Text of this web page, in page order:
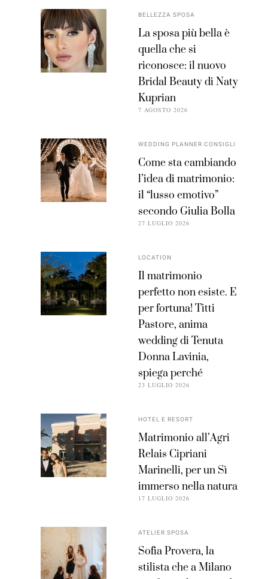
BELLEZZA SPOSA
La sposa più bella è
quella che si
riconosce: il nuovo
Bridal Beauty di Naty
Kuprian
7 AGOSTO 2026
WEDDING PLANNER CONSIGLI
Come sta cambiando
l’idea di matrimonio:
il “lusso emotivo”
secondo Giulia Bolla
27 LUGLIO 2026
LOCATION
Il matrimonio
perfetto non esiste. E
per fortuna! Titti
Pastore, anima
wedding di Tenuta
Donna Lavinia,
spiega perché
23 LUGLIO 2026
HOTEL E RESORT
Matrimonio all’Agri
Relais Cipriani
Marinelli, per un Sì
immerso nella natura
17 LUGLIO 2026
ATELIER SPOSA
Sofia Provera, la
stilista che a Milano